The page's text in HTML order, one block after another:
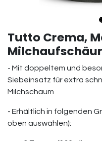
Tutto Crema,
- Mit doppeltem und
Siebeinsatz für extra
Milchschaum
- Erhältlich in folgenden
oben auswählen):